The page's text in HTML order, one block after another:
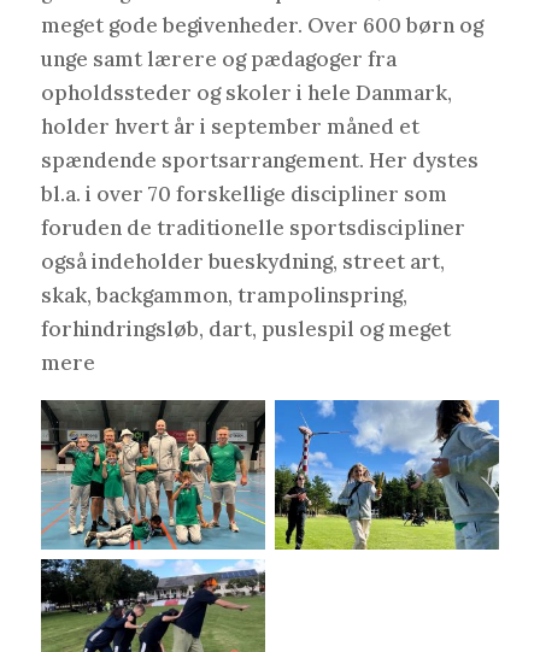
meget gode begivenheder. Over 600 børn og
unge samt lærere og pædagoger fra
opholdssteder og skoler i hele Danmark,
holder hvert år i september måned et
spændende sportsarrangement. Her dystes
bl.a. i over 70 forskellige discipliner som
foruden de traditionelle sportsdiscipliner
også indeholder bueskydning, street art,
skak, backgammon, trampolinspring,
forhindringsløb, dart, puslespil og meget
mere